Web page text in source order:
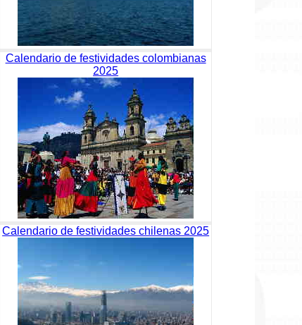
Calendario de festividades colombianas
2025
Calendario de festividades chilenas 2025